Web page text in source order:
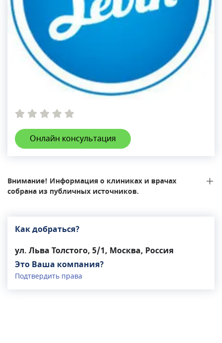
Онлайн консультация
Внимание! Информация о клиниках и врачах
собрана из публичных источников.
Как добраться?
ул. Льва Толстого, 5/1, Москва, Россия
Это Ваша компания?
Подтвердить права